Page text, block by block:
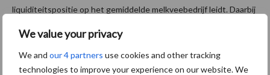
We value your privacy
We and our 4 partners use cookies and other tracking
technologies to improve your experience on our website. We
liquiditeitspositie op het gemiddelde melkveebedrijf leidt. Daarbij
gebruik maken van de opschortingsregeling van banken.
Voor nadere informatie over deze liquiditeitsbarometer en over